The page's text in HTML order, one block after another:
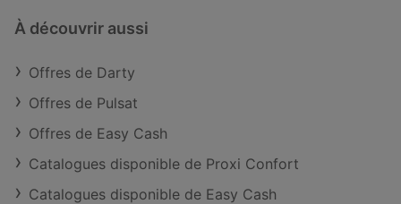
À découvrir aussi
Offres de Darty
Offres de Pulsat
Offres de Easy Cash
Catalogues disponible de Proxi Confort
Catalogues disponible de Easy Cash